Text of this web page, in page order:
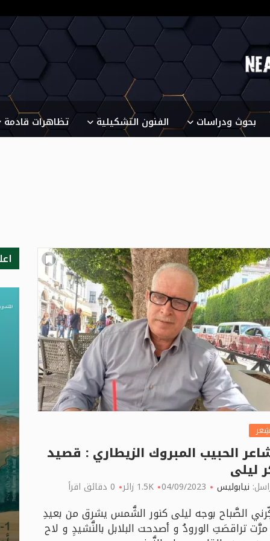
بحوث ودراسات الفنون التشكيلية تظاهرات قادمة
الحبيب المبروك الزيطاري : قصيد
ليلى
نيابوليس 04/09/2023 1.5K زائر 0 دقائق اقرأ
الصَّباح بوجه ليلى كنور الشَّمس يشرق من بعيدِ
مرَّت تراقصَتِ الورودُ و أصدحت البلابل بالنَّشيدِِ و لاح